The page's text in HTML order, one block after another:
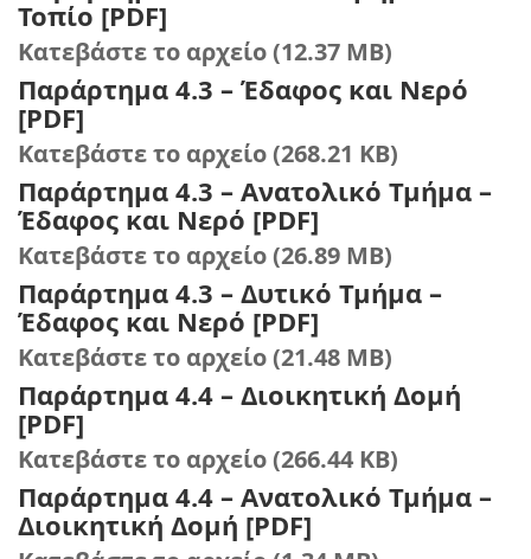
Τοπίο [PDF]
Κατεβάστε το αρχείο (12.37 MB)
Παράρτημα 4.3 – Έδαφος και Νερό
[PDF]
Κατεβάστε το αρχείο (268.21 KB)
Παράρτημα 4.3 – Ανατολικό Τμήμα –
Έδαφος και Νερό [PDF]
Κατεβάστε το αρχείο (26.89 MB)
Παράρτημα 4.3 – Δυτικό Τμήμα –
Έδαφος και Νερό [PDF]
Κατεβάστε το αρχείο (21.48 MB)
Παράρτημα 4.4 – Διοικητική Δομή
[PDF]
Κατεβάστε το αρχείο (266.44 KB)
Παράρτημα 4.4 – Ανατολικό Τμήμα –
Διοικητική Δομή [PDF]